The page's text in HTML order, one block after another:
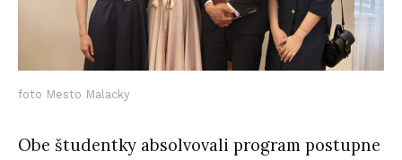
foto Mesto Malacky
Obe študentky absolvovali program postupne